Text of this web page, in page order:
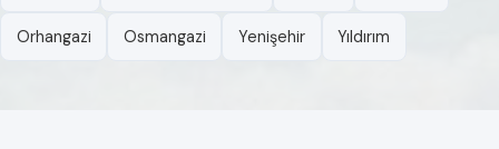
Orhangazi Osmangazi Yenişehir Yıldırım